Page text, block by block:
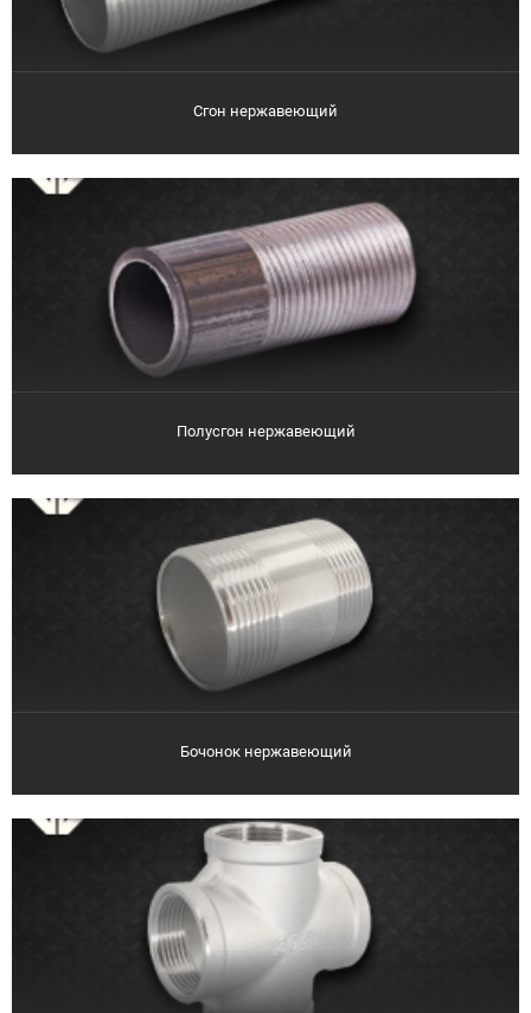
Сгон нержавеющий
Полусгон нержавеющий
Бочонок нержавеющий